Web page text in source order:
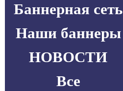
Баннерная сеть
Наши баннеры
НОВОСТИ
Все